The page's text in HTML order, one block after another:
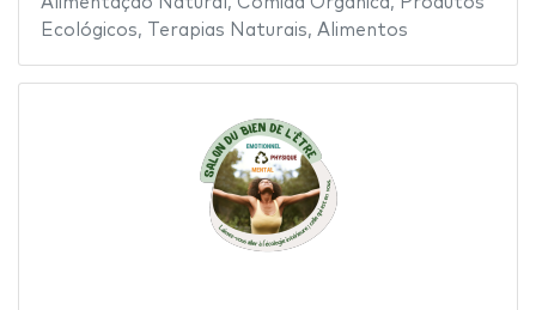
Ecológicos, Terapias Naturais, Alimentos